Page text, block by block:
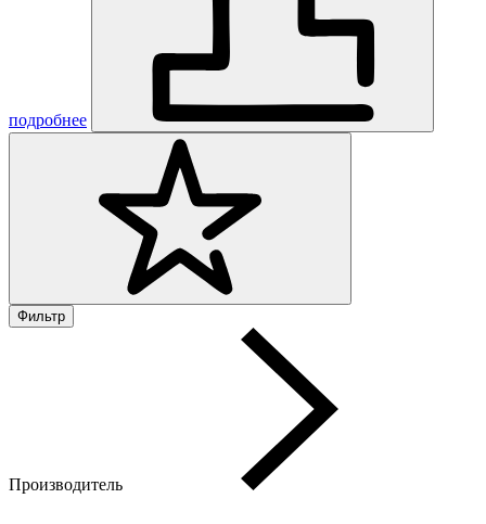
подробнее
Фильтр
Производитель